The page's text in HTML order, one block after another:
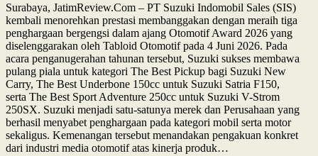
Surabaya, JatimReview.Com – PT Suzuki Indomobil Sales (SIS)
kembali menorehkan prestasi membanggakan dengan meraih tiga
penghargaan bergengsi dalam ajang Otomotif Award 2026 yang
diselenggarakan oleh Tabloid Otomotif pada 4 Juni 2026. Pada
acara penganugerahan tahunan tersebut, Suzuki sukses membawa
pulang piala untuk kategori The Best Pickup bagi Suzuki New
Carry, The Best Underbone 150cc untuk Suzuki Satria F150,
serta The Best Sport Adventure 250cc untuk Suzuki V-Strom
250SX. Suzuki menjadi satu-satunya merek dan Perusahaan yang
berhasil menyabet penghargaan pada kategori mobil serta motor
sekaligus. Kemenangan tersebut menandakan pengakuan konkret
dari industri media otomotif atas kinerja produk…